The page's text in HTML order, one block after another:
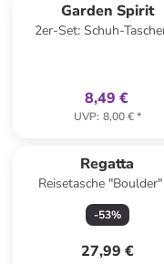
Garden Spirit
2er-Set: Schuh-
8,49 €
UVP: 8,00 €*
Regatta
Reisetasche
Türkis - (B)67 x (H)39 x
cm
-53%
27,99 €